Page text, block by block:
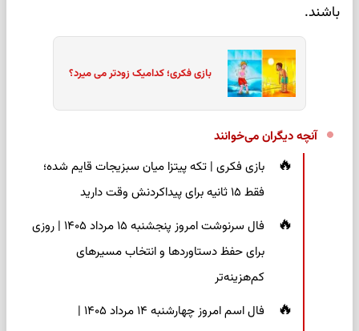
باشند.
بازی فکری؛ کدامیک زودتر می میرد؟
آنچه دیگران می‌خوانند
بازی فکری | تکه پیتزا میان سبزیجات قایم شده؛
فقط ۱۵ ثانیه برای پیداکردنش وقت دارید
فال سرنوشت امروز پنجشنبه ۱۵ مرداد ۱۴۰۵ | روزی
برای حفظ دستاوردها و انتخاب مسیرهای
کم‌هزینه‌تر
فال اسم امروز چهارشنبه ۱۴ مرداد ۱۴۰۵ |